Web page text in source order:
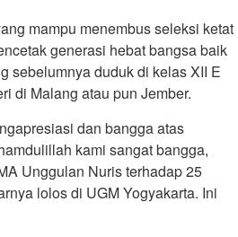
mampu menembus seleksi ketat
generasi hebat bangsa baik
sebelumnya duduk di kelas XII E
di Malang atau pun Jember.
dan bangga atas
kami sangat bangga,
Unggulan Nuris terhadap 25
lolos di UGM Yogyakarta. Ini